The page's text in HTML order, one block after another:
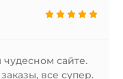
чудесном сайте.
все супер.